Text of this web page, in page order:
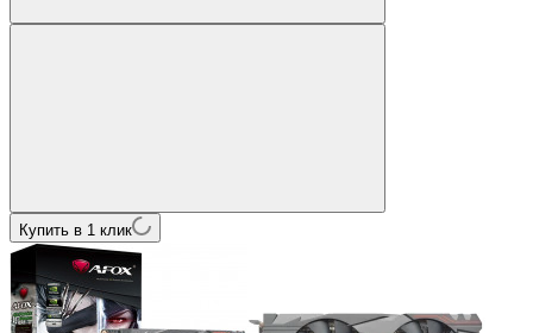
Купить в 1 клик